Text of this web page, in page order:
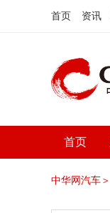
首页 资讯
首页
中华网汽车＞